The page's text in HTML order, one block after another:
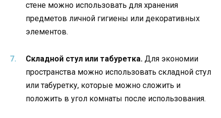
стене можно использовать для хранения
предметов личной гигиены или декоративных
элементов.
Складной стул или табуретка. Для экономии
пространства можно использовать складной стул
или табуретку, которые можно сложить и
положить в угол комнаты после использования.